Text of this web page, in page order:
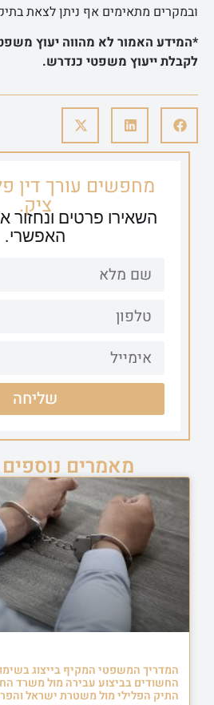
ובמקרים מתאימים אף ניתן לצאת
*המידע האמור לא מהווה יעוץ
לקבלת ייעוץ משפטי כנדרש.
מחפשים עורך דין
ציק.
השאירו פרטים ונחזור
האפשרי.
שליחה
מאמרים
המדריך המשפטי המקיף בייצוג
החשודים בביצוע עבירה מול משרד
התיק הפלילי מול משטרת ישראל